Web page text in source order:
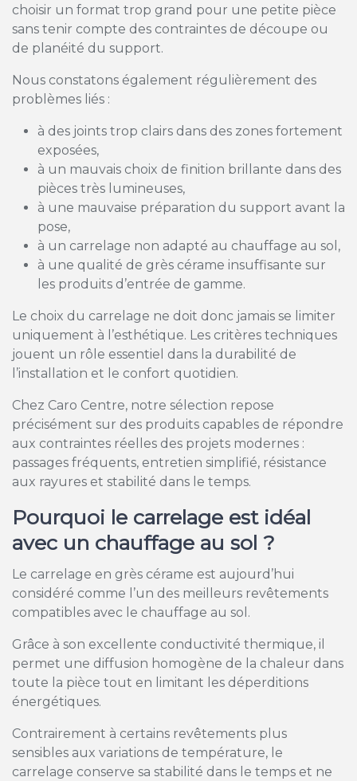
choisir un format trop grand pour une petite pièce
sans tenir compte des contraintes de découpe ou
de planéité du support.
Nous constatons également régulièrement des
problèmes liés :
à des joints trop clairs dans des zones fortement
exposées,
à un mauvais choix de finition brillante dans des
pièces très lumineuses,
à une mauvaise préparation du support avant la
pose,
à un carrelage non adapté au chauffage au sol,
à une qualité de grès cérame insuffisante sur
les produits d’entrée de gamme.
Le choix du carrelage ne doit donc jamais se limiter
uniquement à l’esthétique. Les critères techniques
jouent un rôle essentiel dans la durabilité de
l’installation et le confort quotidien.
Chez Caro Centre, notre sélection repose
précisément sur des produits capables de répondre
aux contraintes réelles des projets modernes :
passages fréquents, entretien simplifié, résistance
aux rayures et stabilité dans le temps.
Pourquoi le carrelage est idéal
avec un chauffage au sol ?
Le carrelage en grès cérame est aujourd’hui
considéré comme l’un des meilleurs revêtements
compatibles avec le chauffage au sol.
Grâce à son excellente conductivité thermique, il
permet une diffusion homogène de la chaleur dans
toute la pièce tout en limitant les déperditions
énergétiques.
Contrairement à certains revêtements plus
sensibles aux variations de température, le
carrelage conserve sa stabilité dans le temps et ne